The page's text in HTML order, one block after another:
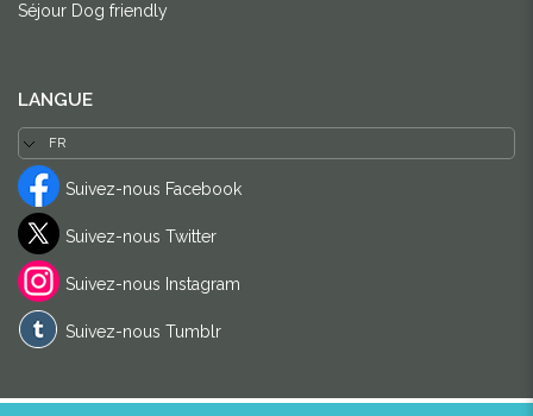
Séjour Dog friendly
LANGUE
Suivez-nous Facebook
Suivez-nous Twitter
Suivez-nous Instagram
Suivez-nous Tumblr